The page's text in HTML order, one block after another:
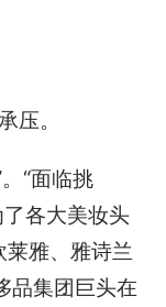
压。
“面临挑
了各大美妆头
雅、雅诗兰
品集团巨头在